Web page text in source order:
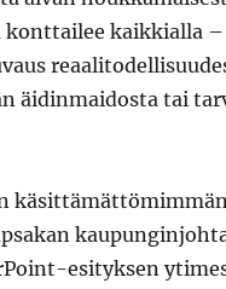
konttailee kaikkialla
äidinmaidosta tai
esityksen